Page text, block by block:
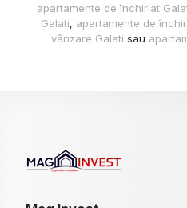
apartamente de închiriat
Galati, apartamente de
vânzare Galati sau